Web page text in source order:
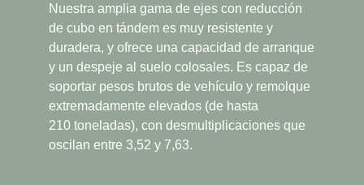
Facilidad de conduc­ción
Se logra una mayor facilidad de conducción con
Nuestra amplia gama de ejes con reducción
de cubo en tándem es muy resistente y
duradera, y ofrece una capacidad de arranque
y un despeje al suelo colosales. Es capaz de
soportar pesos brutos de vehículo y remolque
extremadamente elevados (de hasta
210 toneladas), con desmultiplicaciones que
oscilan entre 3,52 y 7,63.